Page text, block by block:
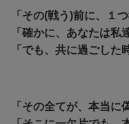
「その(戦う)前に、１
「確かに、あなたは私
「でも、共に過ごした
「その全てが、本当に